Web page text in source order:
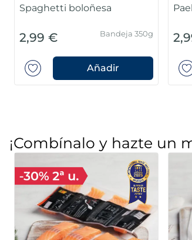
micro
Bolsa 4 x 150g
Añadir
Fideos con
2,99 €
¡Combínalo y hazte un